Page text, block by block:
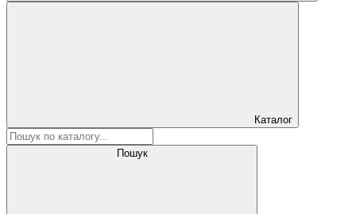
Каталог
Пошук